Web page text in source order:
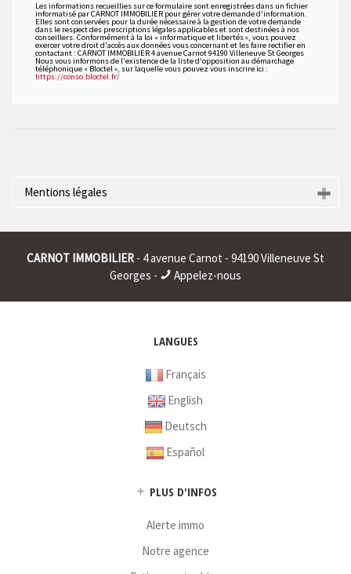
Les informations recueillies sur ce formulaire sont enregistrées dans un fichier
informatisé par CARNOT IMMOBILIER pour gérer votre demande d'information.
Elles sont conservées pour la durée nécessaire à la gestion de votre demande
dans le respect des prescriptions légales applicables et sont destinées à nos
conseillers. Conformément à la loi « informatique et libertés », vous pouvez
exercer votre droit d'accès aux données vous concernant et les faire rectifier en
contactant : CARNOT IMMOBILIER 4 avenue Carnot 94190 Villeneuve St Georges
Nous vous informons de l'existence de la liste d'opposition au démarchage
téléphonique « Bloctel », sur laquelle vous pouvez vous inscrire ici :
https://conso.bloctel.fr/
Mentions légales
* : information non renseignée
CARNOT IMMOBILIER - 4 avenue Carnot - 94190 Villeneuve St
Georges -
Appelez-nous
LANGUES
Français
English
Deutsch
Español
PLUS D'INFOS
Alerte immo
Notre agence